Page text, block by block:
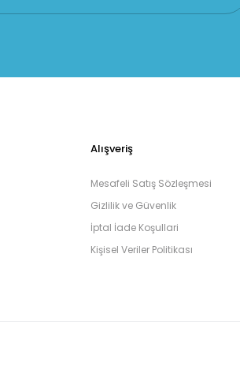
Alışveriş
Mesafeli Satış Sözleşmesi
Gizlilik ve Güvenlik
İptal İade Koşullari
Kişisel Veriler Politikası